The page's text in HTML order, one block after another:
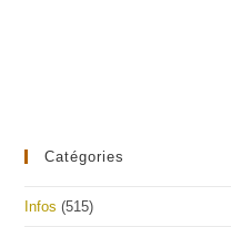
Catégories
Infos (515)